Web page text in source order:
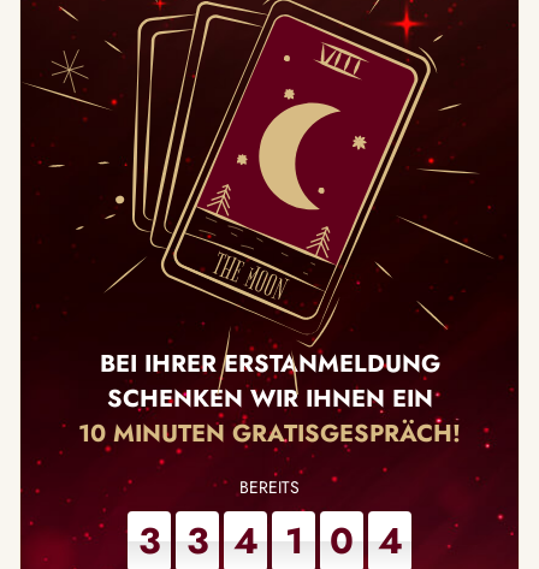
BEI IHRER ERSTANMELDUNG
SCHENKEN WIR IHNEN EIN
10 MINUTEN GRATISGESPRÄCH!
3 3 4 1 0 4